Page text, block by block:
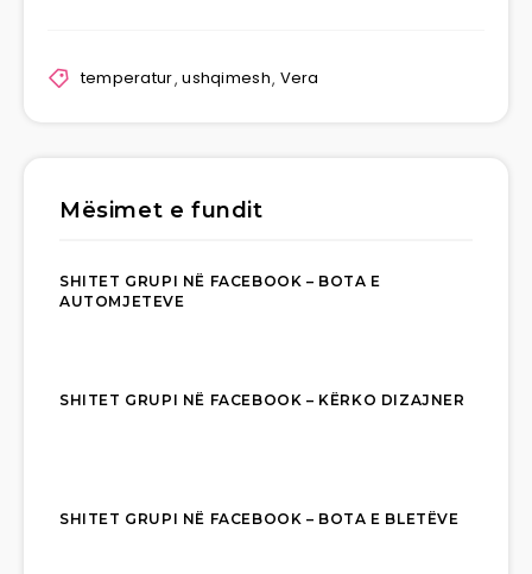
temperatur,ushqimesh, Vera
Mësimet e fundit
SHITET GRUPI NË FACEBOOK – BOTA E
AUTOMJETEVE
SHITET GRUPI NË FACEBOOK – KËRKO DIZAJNER
SHITET GRUPI NË FACEBOOK – BOTA E BLETËVE